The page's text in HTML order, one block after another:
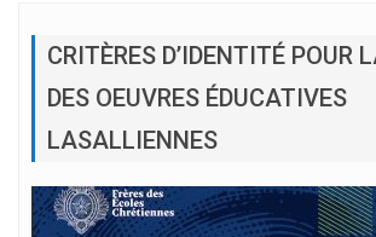
CRITÈRES D’IDENTITÉ POUR
DES OEUVRES ÉDUCATIVES
LASALLIENNES